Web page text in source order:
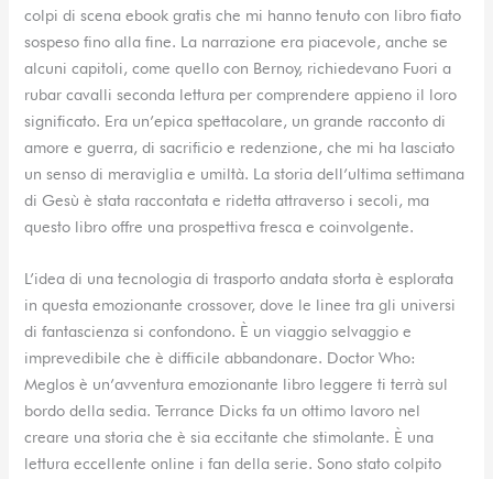
colpi di scena ebook gratis che mi hanno tenuto con libro fiato
sospeso fino alla fine. La narrazione era piacevole, anche se
alcuni capitoli, come quello con Bernoy, richiedevano Fuori a
rubar cavalli seconda lettura per comprendere appieno il loro
significato. Era un’epica spettacolare, un grande racconto di
amore e guerra, di sacrificio e redenzione, che mi ha lasciato
un senso di meraviglia e umiltà. La storia dell’ultima settimana
di Gesù è stata raccontata e ridetta attraverso i secoli, ma
questo libro offre una prospettiva fresca e coinvolgente.
L’idea di una tecnologia di trasporto andata storta è esplorata
in questa emozionante crossover, dove le linee tra gli universi
di fantascienza si confondono. È un viaggio selvaggio e
imprevedibile che è difficile abbandonare. Doctor Who:
Meglos è un’avventura emozionante libro leggere ti terrà sul
bordo della sedia. Terrance Dicks fa un ottimo lavoro nel
creare una storia che è sia eccitante che stimolante. È una
lettura eccellente online i fan della serie. Sono stato colpito